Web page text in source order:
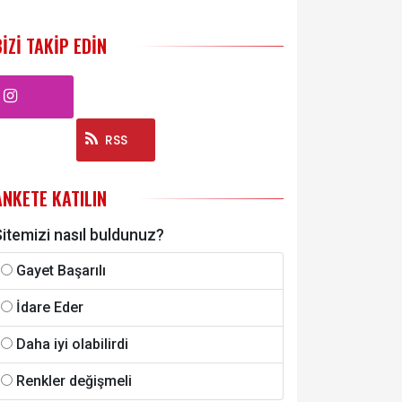
TAKIP EDIN
RSS
KATILIN
nasıl buldunuz?
Gayet Başarılı
İdare Eder
Daha iyi olabilirdi
Renkler değişmeli